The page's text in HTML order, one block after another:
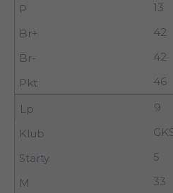
13
42
42
46
9
5
33